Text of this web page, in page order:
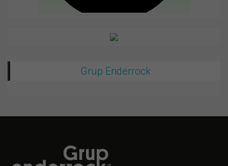
Grup Enderrock